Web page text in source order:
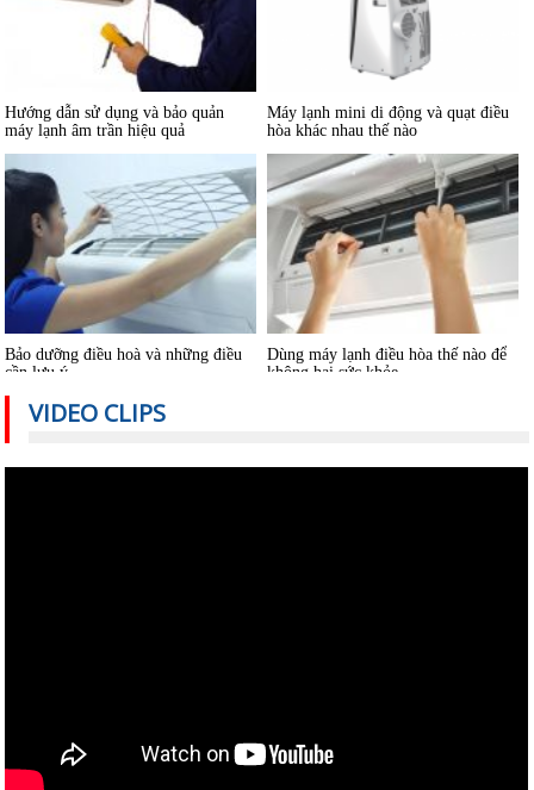
Hướng dẫn sử dụng và bảo quản
máy lạnh âm trần hiệu quả
Máy lạnh mini di động và quạt điều
Bảo dưỡng điều hoà và những điều
cần lưu ý
Dùng máy lạnh điều hòa thế nào để
không hại sức khỏe
VIDEO CLIPS